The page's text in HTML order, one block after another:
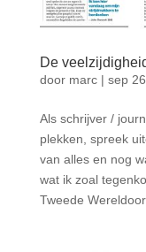
De
door marc| sep
Als schrijver /
plekken, spreek
van alles en nog
wat ik zoal
Tweede